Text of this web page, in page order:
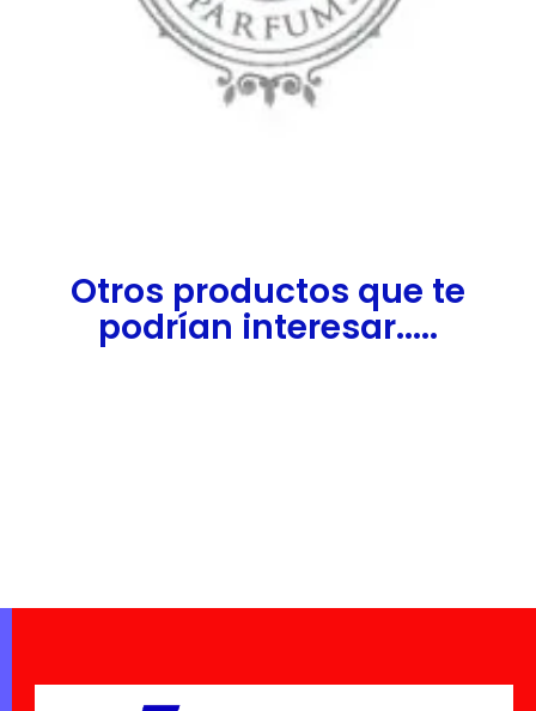
Otros productos que te
podrían interesar.....